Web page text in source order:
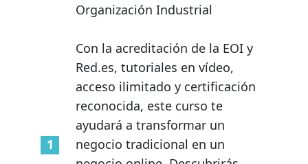
Organización Industrial
Con la acreditación de la EOI y
Red.es, tutoriales en vídeo,
acceso ilimitado y certificación
reconocida, este curso te
ayudará a transformar un
negocio tradicional en un